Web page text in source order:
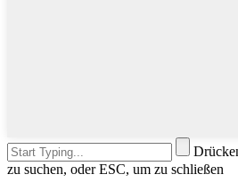
zu suchen, oder ESC, um zu schließen